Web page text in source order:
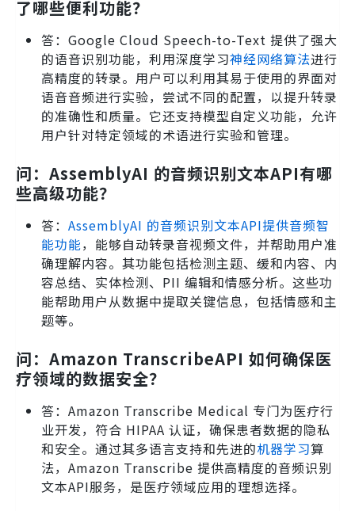
了哪些便利功能？
答：Google Cloud Speech-to-Text 提供了强大
的语音识别功能，利用深度学习神经网络算法进行
高精度的转录。用户可以利用其易于使用的界面对
语音音频进行实验，尝试不同的配置，以提升转录
的准确性和质量。它还支持模型自定义功能，允许
用户针对特定领域的术语进行实验和管理。
问：AssemblyAI 的音频识别文本API有哪
些高级功能？
答： AssemblyAI 的音频识别文本API提供音频智
能功能，能够自动转录音视频文件，并帮助用户准
确理解内容。其功能包括检测主题、缓和内容、内
容总结、实体检测、PII 编辑和情感分析。这些功
能帮助用户从数据中提取关键信息，包括情感和主
题等。
问：Amazon TranscribeAPI 如何确保医
疗领域的数据安全？
答：Amazon Transcribe Medical 专门为医疗行
业开发，符合 HIPAA 认证，确保患者数据的隐私
和安全。通过其多语言支持和先进的机器学习算
法，Amazon Transcribe 提供高精度的音频识别
文本API服务，是医疗领域应用的理想选择。